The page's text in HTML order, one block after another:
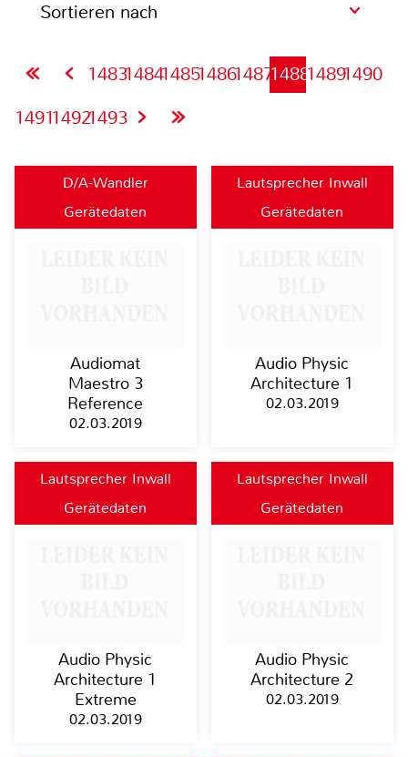
Sortieren nach
14831484148514861487148814891490
149114921493
D/A-Wandler
Gerätedaten
Audiomat
Maestro 3
Reference
02.03.2019
Lautsprecher Inwall
Gerätedaten
Audio Physic
Architecture 1
02.03.2019
Lautsprecher Inwall
Gerätedaten
Audio Physic
Architecture 1
Extreme
02.03.2019
Lautsprecher Inwall
Gerätedaten
Audio Physic
Architecture 2
02.03.2019